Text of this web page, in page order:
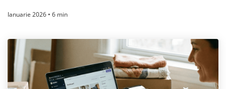
Ianuarie 2026 • 6 min